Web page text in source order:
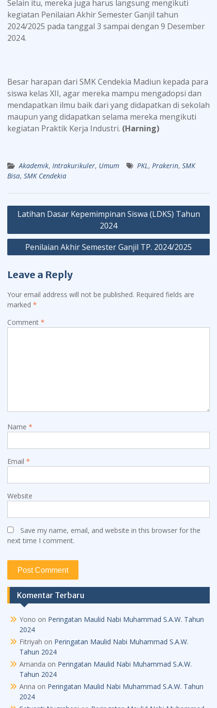
Selain itu, mereka juga harus langsung mengikuti
kegiatan Penilaian Akhir Semester Ganjil tahun
2024/2025 pada tanggal 3 sampai dengan 9 Desember
2024.
Besar harapan dari SMK Cendekia Madiun kepada para
siswa kelas XII, agar mereka mampu mengadopsi dan
mendapatkan ilmu baik dari yang didapatkan di sekolah
maupun yang didapatkan selama mereka mengikuti
kegiatan Praktik Kerja Industri. (Harning)
Akademik, Intrakurikuler, Umum PKL, Prakerin, SMK
Bisa, SMK Cendekia
Post
Latihan Dasar Kepemimpinan Siswa (LDKS) Tahun
2024
Penilaian Akhir Semester Ganjil TP. 2024/2025
Leave a Reply
Your email address will not be published. Required fields are
marked *
Comment *
Name *
Email *
Website
Save my name, email, and website in this browser for the
next time I comment.
Komentar Terbaru
Yono on Peringatan Maulid Nabi Muhammad S.A.W. Tahun
2024
Fitriyah on Peringatan Maulid Nabi Muhammad S.A.W.
Tahun 2024
Arnanda on Peringatan Maulid Nabi Muhammad S.A.W.
Tahun 2024
Anna on Peringatan Maulid Nabi Muhammad S.A.W. Tahun
2024